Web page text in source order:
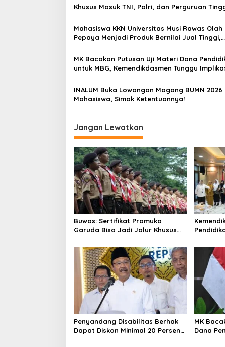
i
p
o
s
Khusus Masuk TNI, Polri, dan Perguruan
Mahasiswa KKN Universitas Musi Rawas Olah
Pepaya Menjadi Produk Bernilai Jual Tinggi,
MK Bacakan Putusan Uji Materi Dana
untuk MBG, Kemendikdasmen Tunggu
INALUM Buka Lowongan Magang BUMN
Mahasiswa, Simak Ketentuannya!
Jangan Lewatkan
Buwas: Sertifikat Pramuka
Garuda Bisa Jadi Jalur Khusus
Tinggi
Belajar
Penyandang Disabilitas Berhak
Dapat Diskon Minimal 20 Persen
MK
Dana